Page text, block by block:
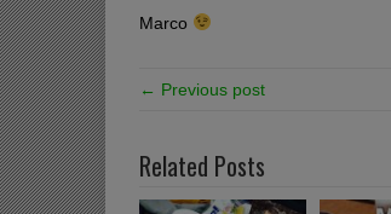
Marco
← Previous post
Related Posts